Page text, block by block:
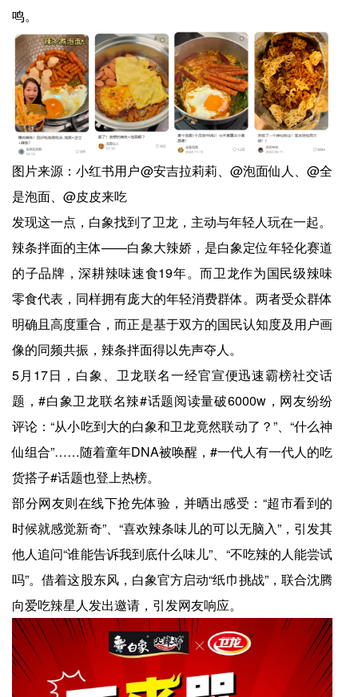
鸣。
图片来源：小红书用户@安吉拉莉莉、@泡面仙人、@全
是泡面、@皮皮来吃
发现这一点，白象找到了卫龙，主动与年轻人玩在一起。
辣条拌面的主体——白象大辣娇，是白象定位年轻化赛道
的子品牌，深耕辣味速食19年。而卫龙作为国民级辣味
零食代表，同样拥有庞大的年轻消费群体。两者受众群体
明确且高度重合，而️正是基于双方的国民认知度及用户画
像的同频共振，辣条拌面得以先声夺人。
5月17日，白象、卫龙联名一经官宣便迅速霸榜社交话
题，#白象卫龙联名辣#话题阅读量破6000w，网友纷纷
评论：“从小吃到大的白象和卫龙竟然联动了？”、“什么神
仙组合”……随着童年DNA被唤醒，#一代人有一代人的吃
货搭子#话题也登上热榜。
部分网友则在线下抢先体验，并晒出感受：“超市看到的
时候就感觉新奇”、“喜欢辣条味儿的可以无脑入”，引发其
他人追问“谁能告诉我到底什么味儿”、“不吃辣的人能尝试
吗”。借着这股东风，白象官方启动“纸巾挑战”，联合沈腾
向爱吃辣星人发出邀请，引发网友响应。